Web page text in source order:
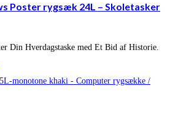
Poster rygsæk 24L – Skoletasker
Din Hverdagstaske med Et Bid af Historie.